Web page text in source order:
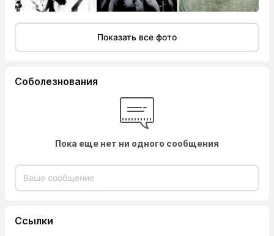
Показать все фото
Соболезнования
Пока еще нет ни одного сообщения
Ссылки